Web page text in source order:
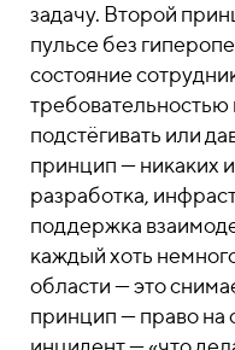
задачу. Второй
пульсе без
состояние
требовательностью
подстёгивать или
принцип — никаких
разработка,
поддержка
каждый хоть
области — это
принцип — право на